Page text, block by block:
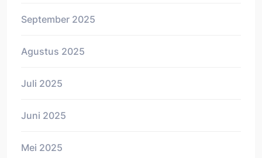
September 2025
Agustus 2025
Juli 2025
Juni 2025
Mei 2025